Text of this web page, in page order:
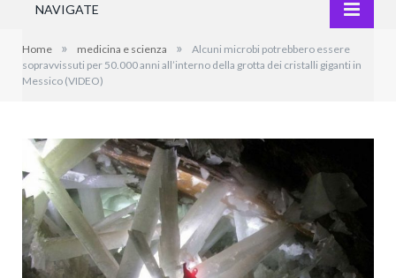
NAVIGATE
Home » medicina e scienza »
Alcuni microbi potrebbero essere
sopravvissuti per 50.000 anni all’interno della grotta dei cristalli giganti in
Messico (VIDEO)